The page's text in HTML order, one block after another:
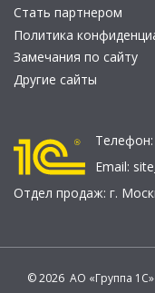
Стать партнером
Политика
Замечания по сайту
Другие сайты
Телефон:
Email:
Отдел продаж: г.
© 2026 АО «Группа